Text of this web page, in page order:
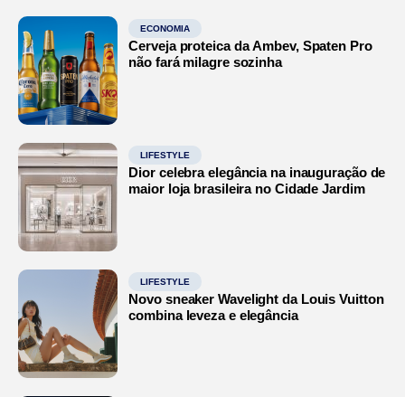
ECONOMIA
Cerveja proteica da Ambev, Spaten Pro
não fará milagre sozinha
LIFESTYLE
Dior celebra elegância na inauguração de
maior loja brasileira no Cidade Jardim
LIFESTYLE
Novo sneaker Wavelight da Louis Vuitton
combina leveza e elegância